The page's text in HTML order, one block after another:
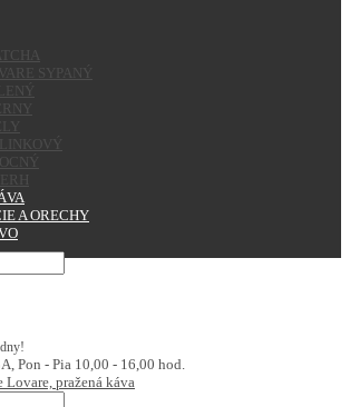
SYPANÝ
A ORECHY
Pon - Pia 10,00 - 16,00 hod.